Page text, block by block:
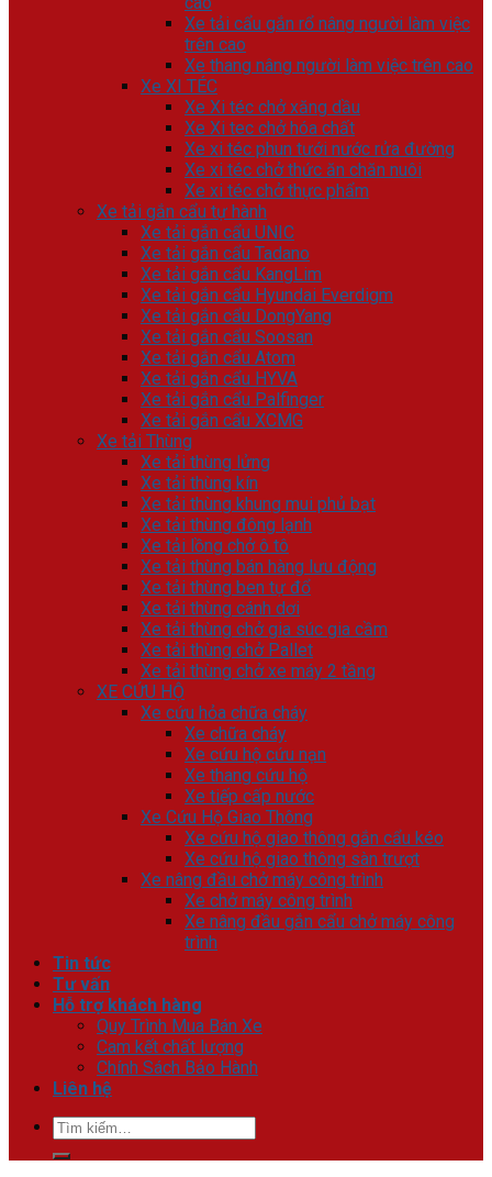
Xe tải cẩu gắn rổ nâng người làm việc
trên cao
Xe thang nâng người làm việc trên cao
Xe XI TÉC
Xe Xi téc chở xăng dầu
Xe Xi tec chở hóa chất
Xe xi téc phun tưới nước rửa đường
Xe xi téc chở thức ăn chăn nuôi
Xe xi téc chở thực phẩm
Xe tải gắn cẩu tự hành
Xe tải gắn cẩu UNIC
Xe tải gắn cẩu Tadano
Xe tải gắn cẩu KangLim
Xe tải gắn cẩu Hyundai Everdigm
Xe tải gắn cẩu DongYang
Xe tải gắn cẩu Soosan
Xe tải gắn cẩu Atom
Xe tải gắn cẩu HYVA
Xe tải gắn cẩu Palfinger
Xe tải gắn cẩu XCMG
Xe tải Thùng
Xe tải thùng lửng
Xe tải thùng kín
Xe tải thùng khung mui phủ bạt
Xe tải thùng đông lạnh
Xe tải lồng chở ô tô
Xe tải thùng bán hàng lưu động
Xe tải thùng ben tự đổ
Xe tải thùng cánh dơi
Xe tải thùng chở gia súc gia cầm
Xe tải thùng chở Pallet
Xe tải thùng chở xe máy 2 tầng
XE CỨU HỘ
Xe cứu hỏa chữa cháy
Xe chữa cháy
Xe cứu hộ cứu nạn
Xe thang cứu hộ
Xe tiếp cấp nước
Xe Cứu Hộ Giao Thông
Xe cứu hộ giao thông gắn cẩu kéo
Xe cứu hộ giao thông sàn trượt
Xe nâng đầu chở máy công trình
Xe chở máy công trình
Xe nâng đầu gắn cẩu chở máy công
trình
Tin tức
Tư vấn
Hỗ trợ khách hàng
Quy Trình Mua Bán Xe
Cam kết chất lượng
Chính Sách Bảo Hành
Liên hệ
Tìm
kiếm: